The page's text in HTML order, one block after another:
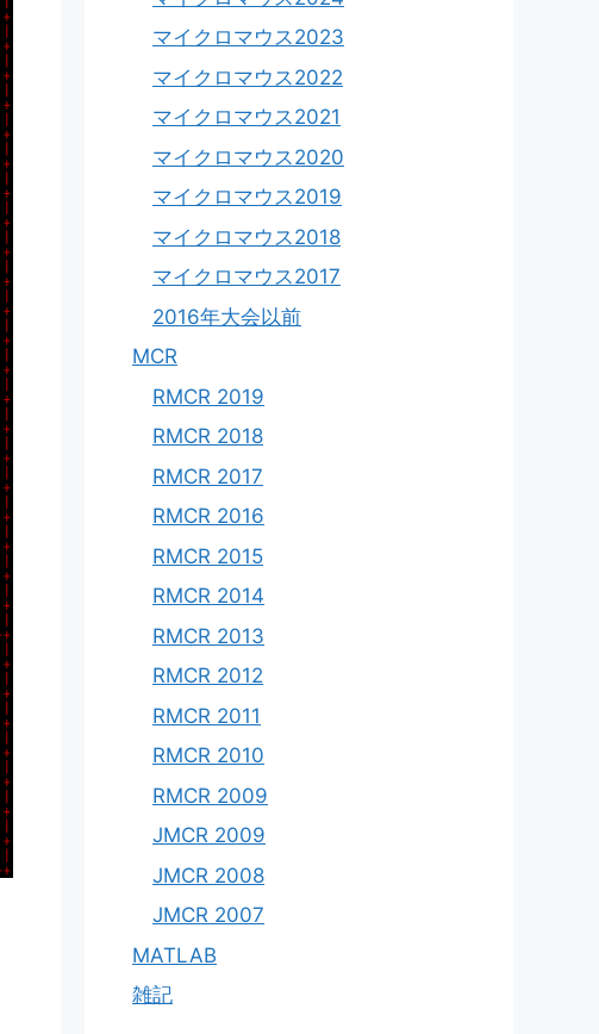
マイクロマウス2023
マイクロマウス2022
マイクロマウス2021
マイクロマウス2020
マイクロマウス2019
マイクロマウス2018
マイクロマウス2017
2016年大会以前
MCR
RMCR 2019
RMCR 2018
RMCR 2017
RMCR 2016
RMCR 2015
RMCR 2014
RMCR 2013
RMCR 2012
RMCR 2011
RMCR 2010
RMCR 2009
JMCR 2009
JMCR 2008
JMCR 2007
MATLAB
雑記